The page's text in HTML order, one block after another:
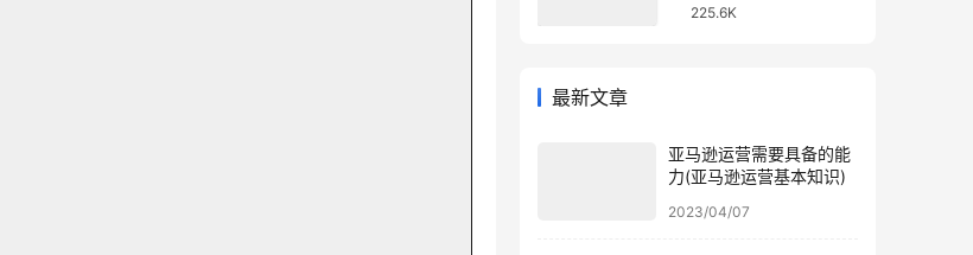
225.6K
最新文章
亚马逊运营需要具备的能
力(亚马逊运营基本知识)
2023/04/07